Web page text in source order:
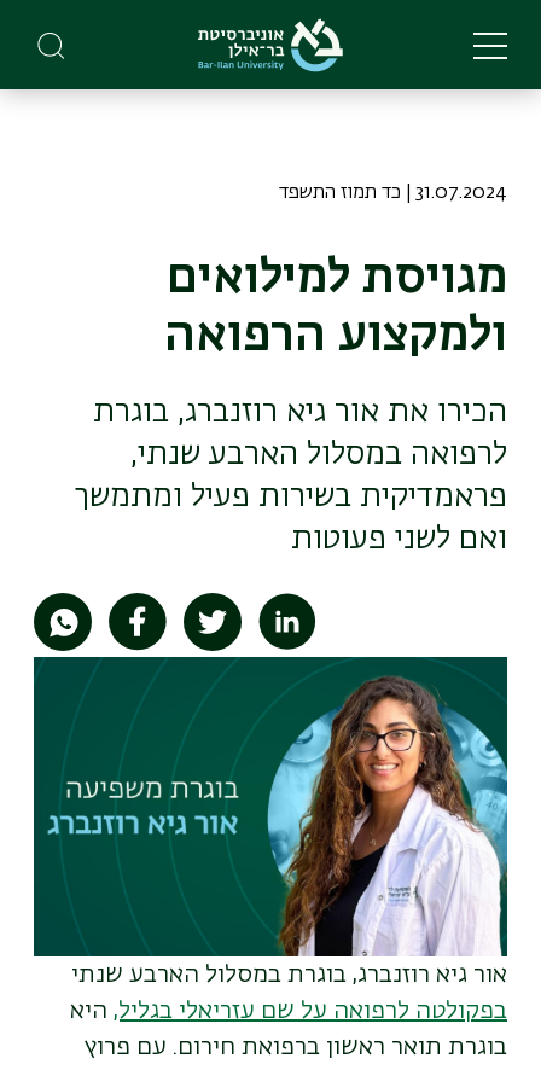
main
31.07.2024 | כד תמוז התשפד
מגויסת למילואים
ולמקצוע הרפואה
הכירו את אור גיא רוזנברג, בוגרת
לרפואה במסלול הארבע שנתי,
פראמדיקית בשירות פעיל ומתמשך
ואם לשני פעוטות
אור גיא רוזנברג, בוגרת במסלול הארבע שנתי
בפקולטה לרפואה על שם עזריאלי בגליל, היא
בוגרת תואר ראשון ברפואת חירום. עם פרוץ